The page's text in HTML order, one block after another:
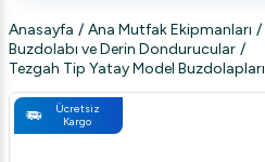
Anasayfa / Ana Mutfak Ekipmanları /
Buzdolabı ve Derin Dondurucular /
Tezgah Tip Yatay Model Buzdolapları
Ücretsiz
Kargo